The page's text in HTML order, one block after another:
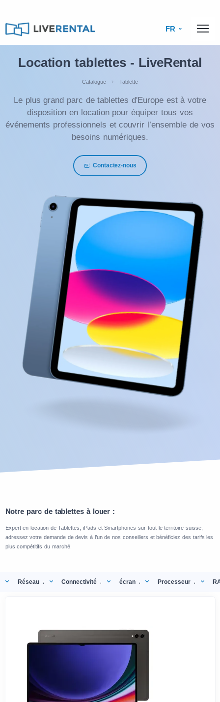
FR
Location tablettes - LiveRental
Catalogue Tablette
Le plus grand parc de tablettes d'Europe est à votre
disposition en location pour équiper tous vos
événements professionnels et couvrir l’ensemble de vos
besoins numériques.
Contactez-nous
Notre parc de tablettes à louer :
Expert en location de Tablettes, iPads et Smartphones sur tout le territoire suisse,
adressez votre demande de devis à l’un de nos conseillers et bénéficiez des tarifs les
plus compétitifs du marché.
Réseau : Connectivité : écran : Processeur :